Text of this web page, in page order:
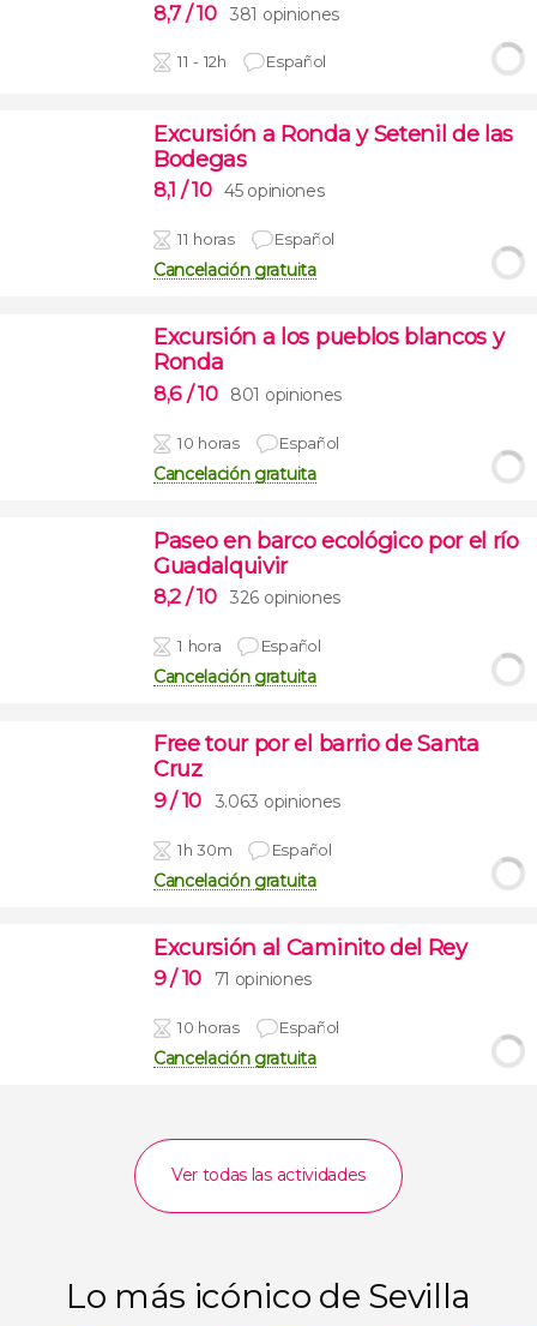
8,7 / 10 381 opiniones
11 - 12h Español
Excursión a Ronda y Setenil de las
Bodegas
8,1 / 10 45 opiniones
11 horas Español
Cancelación gratuita
Excursión a los pueblos blancos y
Ronda
8,6 / 10 801 opiniones
10 horas Español
Cancelación gratuita
Paseo en barco ecológico por el río
Guadalquivir
8,2 / 10 326 opiniones
1 hora Español
Cancelación gratuita
Free tour por el barrio de Santa
Cruz
9/ 10 3.063 opiniones
1h 30m Español
Cancelación gratuita
Excursión al Caminito del Rey
9/ 10 71 opiniones
10 horas Español
Cancelación gratuita
Ver todas las actividades
Lo más icónico de Sevilla